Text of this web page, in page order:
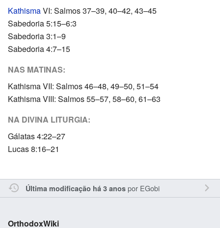
KathismaVI: Salmos 37–39, 40–42, 43–45
Sabedoria 5:15–6:3
Sabedoria 3:1–9
Sabedoria 4:7–15
NAS MATINAS:
Kathisma VII: Salmos 46–48, 49–50, 51–54
Kathisma VIII: Salmos 55–57, 58–60, 61–63
NA DIVINA LITURGIA:
Gálatas 4:22–27
Lucas 8:16–21
Última modificação há 3 anospor EGobi
OrthodoxWiki